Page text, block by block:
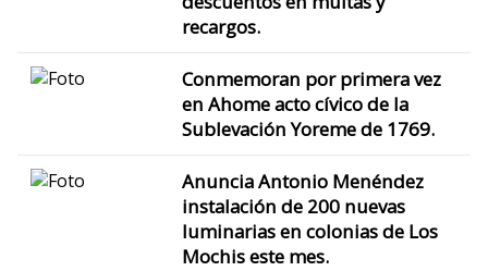
recargos.
Conmemoran por primera vez
en Ahome acto cívico de la
Sublevación Yoreme de 1769.
Anuncia Antonio Menéndez
instalación de 200 nuevas
luminarias en colonias de Los
Mochis este mes.